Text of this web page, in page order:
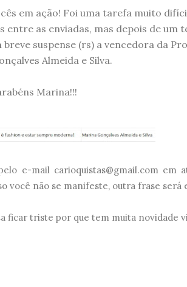
em ação! Foi uma tarefa muito
entre as enviadas, mas depois de um
suspense (rs) a vencedora da
Almeida e Silva.
Marina!!!
e-mail carioquistas@gmail.com em
você não se manifeste, outra frase será
ficar triste por que tem muita novidade